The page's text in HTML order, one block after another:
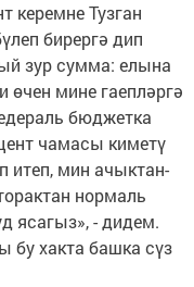
керемне Тузган
бирергә дип
зур сумма: елына
мине гаеп­ләргә
бюджетка
чамасы киметү
итеп, мин ачыктан-
нормаль
ясагыз», - дидем.
бу хакта башка сүз